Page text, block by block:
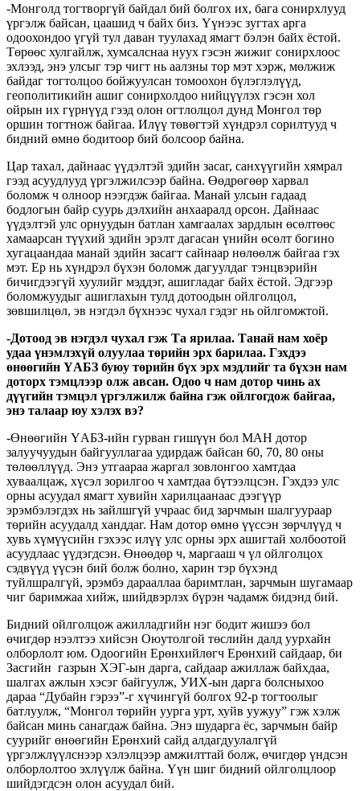
-Монголд тогтворгүй байдал бий болгох их, бага сонирхлууд
үргэлж байсан, цаашид ч байх биз. Үүнээс зугтах арга
одоохондоо үгүй тул даван туулахад ямагт бэлэн байх ёстой.
Төрөөс хулгайлж, хумсалснаа нуух гэсэн жижиг сонирхлоос
эхлээд, энэ улсыг тэр чигт нь аалзны тор мэт хэрж, мөлжиж
байдаг тогтолцоо бойжуулсан томоохон бүлэглэлүүд,
геополитикийн ашиг сонирхолдоо нийцүүлэх гэсэн хол
ойрын их гүрнүүд гээд олон огтлолцол дунд Монгол төр
оршин тогтнож байгаа. Илүү төвөгтэй хүндрэл сорилтууд ч
бидний өмнө бодитоор бий болсоор байна.
Цар тахал, дайнаас үүдэлтэй эдийн засаг, санхүүгийн хямрал
гээд асуудлууд үргэлжилсээр байна. Өөдрөгөөр харвал
боломж ч олноор нээгдэж байгаа. Манай улсын гадаад
бодлогын байр суурь дэлхийн анхааралд орсон. Дайнаас
үүдэлтэй улс орнуудын батлан хамгаалах зардлын өсөлтөөс
хамаарсан түүхий эдийн эрэлт дагасан үнийн өсөлт богино
хугацаандаа манай эдийн засагт сайнаар нөлөөлж байгаа гэх
мэт. Ер нь хүндрэл бүхэн боломж дагуулдаг тэнцвэрийн
бичигдээгүй хуулийг мэддэг, ашигладаг байх ёстой. Эдгээр
боломжуудыг ашиглахын тулд дотоодын ойлголцол,
зөвшилцөл, эв нэгдэл бүхнээс чухал гэдэг нь ойлгомжтой.
-Дотоод эв нэгдэл чухал гэж Та ярилаа. Танай нам хоёр
удаа үнэмлэхүй олуулаа төрийн эрх барилаа. Гэхдээ
өнөөгийн ҮАБЗ буюу төрийн бүх эрх мэдлийг та бүхэн нам
доторх тэмцлээр олж авсан. Одоо ч нам дотор чинь ах
дүүгийн тэмцэл үргэлжилж байна гэж ойлгогдож байгаа,
энэ талаар юу хэлэх вэ?
-Өнөөгийн ҮАБЗ-ийн гурван гишүүн бол МАН дотор
залуучуудын байгууллагаа удирдаж байсан 60, 70, 80 оны
төлөөллүүд. Энэ утгаараа жаргал зовлонгоо хамтдаа
хуваалцаж, хүсэл зорилгоо ч хамтдаа бүтээлцсэн. Гэхдээ улс
орны асуудал ямагт хувийн харилцаанаас дээгүүр
эрэмбэлэгдэх нь зайлшгүй учраас бид зарчмын шалгуураар
төрийн асуудалд ханддаг. Нам дотор өмнө үүссэн зөрчлүүд ч
хувь хүмүүсийн гэхээс илүү улс орны эрх ашигтай холбоотой
асуудлаас үүдэгдсэн. Өнөөдөр ч, маргааш ч үл ойлголцох
сэдвүүд үүсэн бий болж болно, харин тэр бүхэнд
туйлшралгүй, эрэмбэ дарааллаа баримтлан, зарчмын шугамаар
чиг баримжаа хийж, шийдвэрлэх бүрэн чадамж бидэнд бий.
Бидний ойлголцож ажилладгийн нэг бодит жишээ бол
өчигдөр нээлтээ хийсэн Оюутолгой төслийн далд уурхайн
олборлолт юм. Одоогийн Ерөнхийлөгч Ерөнхий сайдаар, би
Засгийн газрын ХЭГ-ын дарга, сайдаар ажиллаж байхдаа,
шалгах ажлын хэсэг байгуулж, УИХ-ын дарга болсныхоо
дараа “Дубайн гэрээ”-г хүчингүй болгох 92-р тогтоолыг
батлуулж, “Монгол төрийн уурга урт, хуйв уужуу” гэж хэлж
байсан минь санагдаж байна. Энэ шударга ёс, зарчмын байр
суурийг өнөөгийн Ерөнхий сайд алдагдуулалгүй
үргэлжлүүлснээр хэлэлцээр амжилттай болж, өчигдөр үндсэн
олборлолтоо эхлүүлж байна. Үүн шиг бидний ойлголцлоор
шийдэгдсэн олон асуудал бий.